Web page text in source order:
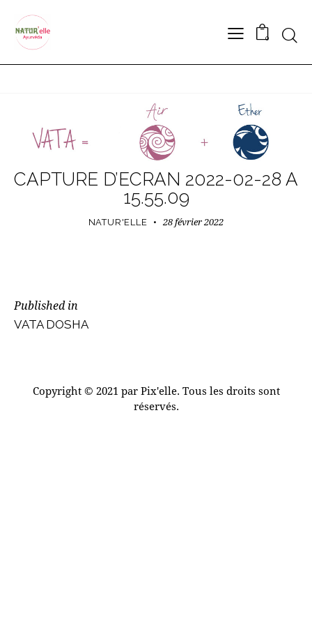
0
CAPTURE D’ÉCRAN 2022-02-28 À
15.55.09
NATUR'ELLE 28 février 2022
NAVIGATION
DE
Published in
Previous
VATA DOSHA
Copyright © 2021 par Pix'elle. Tous les droits sont
réservés.